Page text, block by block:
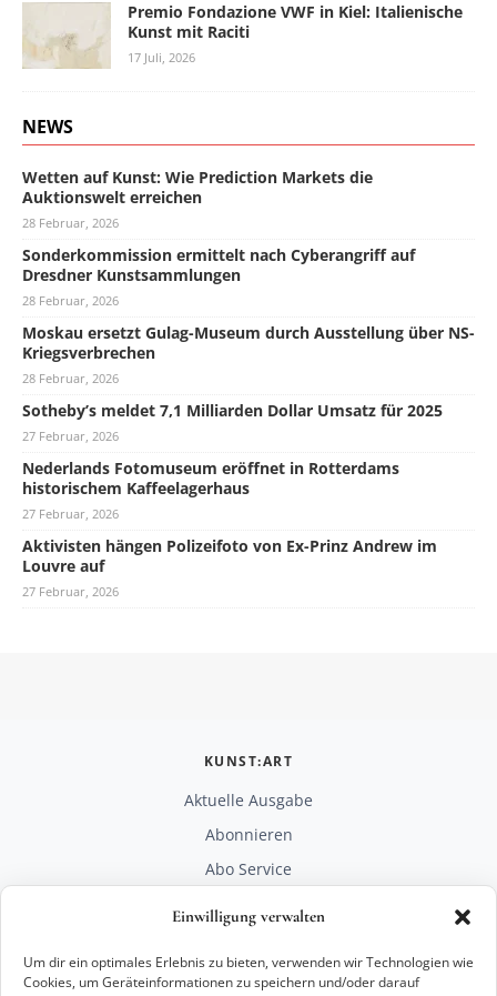
Einwilligung verwalten
Um dir ein optimales Erlebnis zu bieten, verwenden wir Technologien wie
Cookies, um Geräteinformationen zu speichern und/oder darauf
Premio Fondazione VWF in Kiel: Italienische
Kunst mit Raciti
17 Juli, 2026
NEWS
Wetten auf Kunst: Wie Prediction Markets die
Auktionswelt erreichen
28 Februar, 2026
Sonderkommission ermittelt nach Cyberangriff auf
Dresdner Kunstsammlungen
28 Februar, 2026
Moskau ersetzt Gulag-Museum durch Ausstellung über NS-
Kriegsverbrechen
28 Februar, 2026
Sotheby’s meldet 7,1 Milliarden Dollar Umsatz für 2025
27 Februar, 2026
Nederlands Fotomuseum eröffnet in Rotterdams
historischem Kaffeelagerhaus
27 Februar, 2026
Aktivisten hängen Polizeifoto von Ex-Prinz Andrew im
Louvre auf
27 Februar, 2026
KUNST:ART
Aktuelle Ausgabe
Abonnieren
Abo Service
RECHTLICHES